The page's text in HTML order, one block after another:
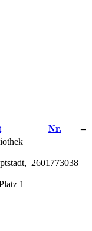
Nr.
–
1
2601773038